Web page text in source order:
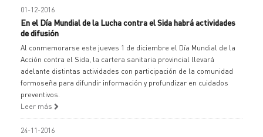
01-12-2016
En el Día Mundial de la Lucha contra el Sida habrá actividades
de difusión
Al conmemorarse este jueves 1 de diciembre el Día Mundial de la
Acción contra el Sida, la cartera sanitaria provincial llevará
adelante distintas actividades con participación de la comunidad
formoseña para difundir información y profundizar en cuidados
preventivos.
Leer más
24-11-2016